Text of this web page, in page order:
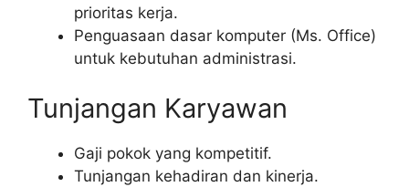
prioritas kerja.
Penguasaan dasar komputer (Ms. Office)
untuk kebutuhan administrasi.
Tunjangan Karyawan
Gaji pokok yang kompetitif.
Tunjangan kehadiran dan kinerja.